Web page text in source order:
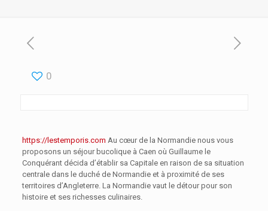
0
https://lestemporis.com Au cœur de la Normandie nous vous
proposons un séjour bucolique à Caen où Guillaume le
Conquérant décida d’établir sa Capitale en raison de sa situation
centrale dans le duché de Normandie et à proximité de ses
territoires d’Angleterre. La Normandie vaut le détour pour son
histoire et ses richesses culinaires.